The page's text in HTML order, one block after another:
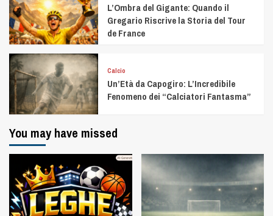
L’Ombra del Gigante: Quando il
Gregario Riscrive la Storia del Tour
de France
Calcio
Un’Età da Capogiro: L’Incredibile
Fenomeno dei “Calciatori Fantasma”
You may have missed